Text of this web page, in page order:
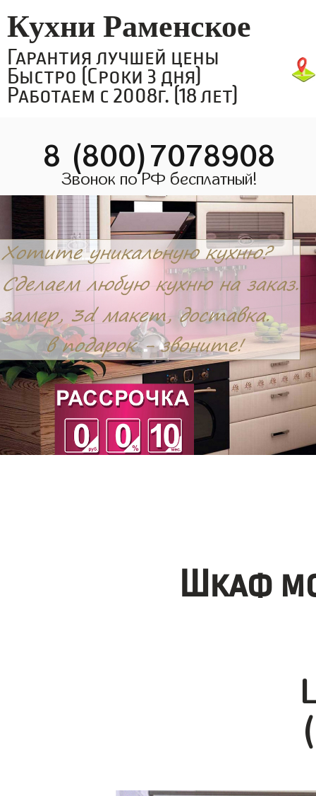
Кухни Раменское
Гарантия лучшей цены
Быстро (Сроки 3 дня)
Работаем с 2008г. (18 лет)
8 (800)7078908
Звонок по РФ бесплатный!
Шкаф